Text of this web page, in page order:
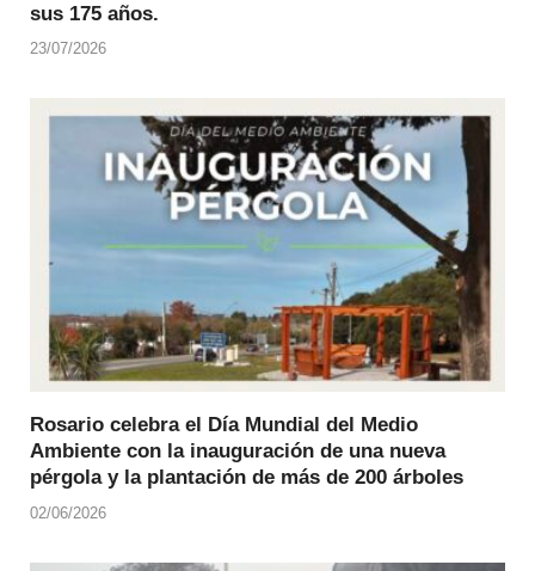
sus 175 años.
23/07/2026
Rosario celebra el Día Mundial del Medio
Ambiente con la inauguración de una nueva
pérgola y la plantación de más de 200 árboles
02/06/2026